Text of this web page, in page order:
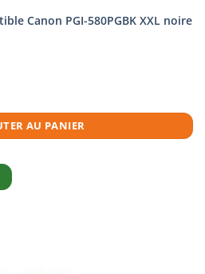
Canon PGI-580PGBK XXL noire
compatible Canon PGI-580PGBK XXL
AU PANIER